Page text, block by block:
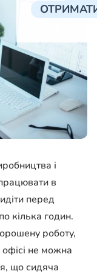
і
в
перед
кілька годин.
роботу,
не можна
що сидяча